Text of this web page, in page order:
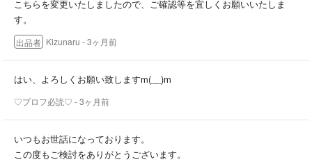
#防ダニシート
※発送は匿名配送のみです。
※2万件以上のお取り引きの中で、ごく稀に輸送中の破損(過去に2回)や
お品の不備(過去に6回)がございます。その場合はご評価の前にご一報
◆即購入を推奨しております。
こちらを変更いたしましたので、ご確認等を宜しくお願いいたしま
す。
出品者 Kizunaru - 3ヶ月前
はい、よろしくお願い致しますm(__)m
♡プロフ必読♡ - 3ヶ月前
いつもお世話になっております。
この度もご検討をありがとうございます。